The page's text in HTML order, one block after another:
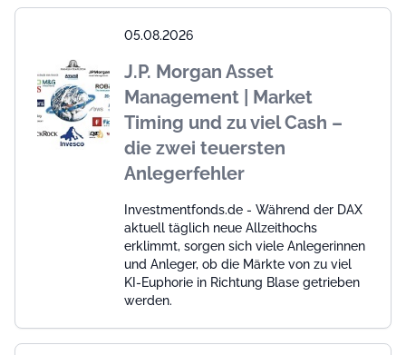
05.08.2026
J.P. Morgan Asset
Management | Market
Timing und zu viel Cash –
die zwei teuersten
Anlegerfehler
Investmentfonds.de - Während der DAX
aktuell täglich neue Allzeithochs
erklimmt, sorgen sich viele Anlegerinnen
und Anleger, ob die Märkte von zu viel
KI-Euphorie in Richtung Blase getrieben
werden.